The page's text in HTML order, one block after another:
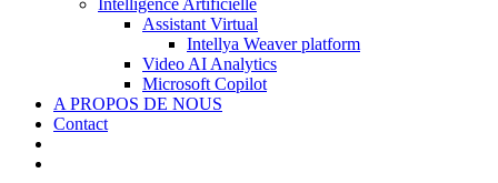
Intelligence Artificielle
Assistant Virtual
Intellya Weaver platform
Video AI Analytics
Microsoft Copilot
A PROPOS DE NOUS
Contact